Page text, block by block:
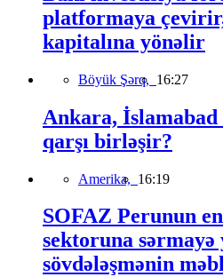
platformaya
kapitalına yönəlir
Böyük Şərq, 16:27
Ankara,
qarşı birləşir?
Amerika, 16:19
SOFAZ Perunun
sektoruna sərmayə
sövdələşmənin